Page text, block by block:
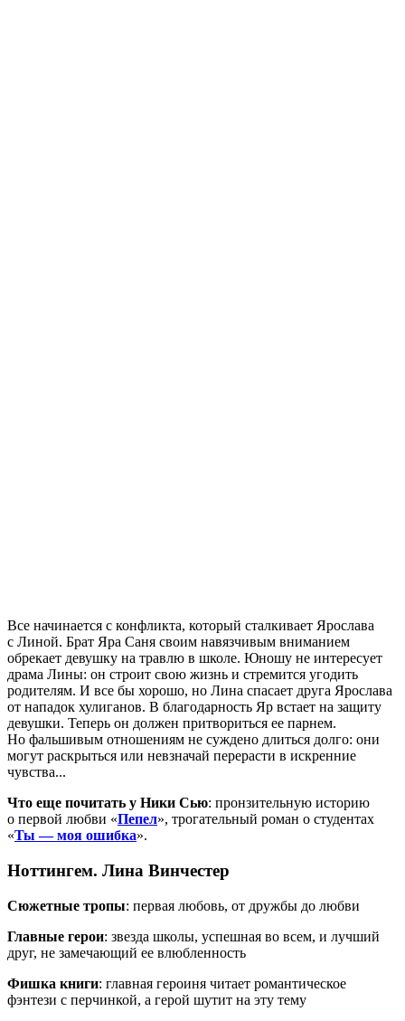
Все начинается с конфликта, который сталкивает Ярослава
с Линой. Брат Яра Саня своим навязчивым вниманием
обрекает девушку на травлю в школе. Юношу не интересует
драма Лины: он строит свою жизнь и стремится угодить
родителям. И все бы хорошо, но Лина спасает друга Ярослава
от нападок хулиганов. В благодарность Яр встает на защиту
девушки. Теперь он должен притвориться ее парнем.
Но фальшивым отношениям не суждено длиться долго: они
могут раскрыться или невзначай перерасти в искренние
чувства...
Что еще почитать у Ники Сью: пронзительную историю
о первой любви «Пепел», трогательный роман о студентах
«Ты — моя ошибка».
Ноттингем. Лина Винчестер
Сюжетные тропы: первая любовь, от дружбы до любви
Главные герои: звезда школы, успешная во всем, и лучший
друг, не замечающий ее влюбленность
Фишка книги: главная героиня читает романтическое
фэнтези с перчинкой, а герой шутит на эту тему